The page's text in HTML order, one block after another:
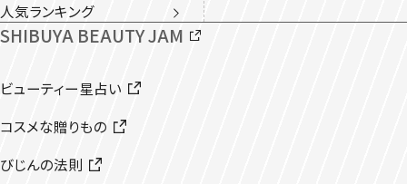
人気ランキング
SHIBUYA BEAUTY JAM
ビューティー星占い
コスメな贈りもの
びじんの法則